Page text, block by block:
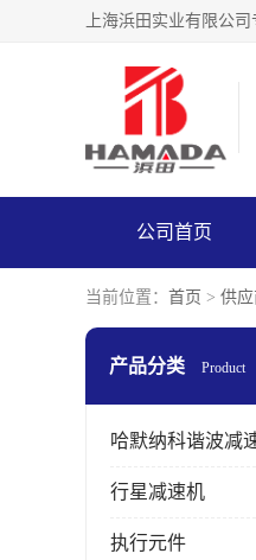
公司首页
当前位置： 首页 > 供
产品分类 Product
哈默纳科谐波减
行星减速机
执行元件